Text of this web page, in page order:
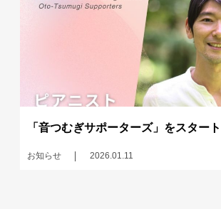
「音つむぎサポーターズ」をスタート
お知らせ 2026.01.11